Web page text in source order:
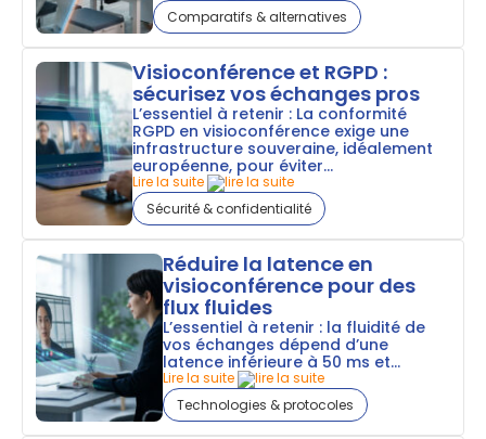
Comparatifs & alternatives
Visioconférence et RGPD :
sécurisez vos échanges pros
L’essentiel à retenir : La conformité
RGPD en visioconférence exige une
infrastructure souveraine, idéalement
européenne, pour éviter...
Lire la suite
Sécurité & confidentialité
Réduire la latence en
visioconférence pour des
flux fluides
L’essentiel à retenir : la fluidité de
vos échanges dépend d’une
latence inférieure à 50 ms et...
Lire la suite
Technologies & protocoles